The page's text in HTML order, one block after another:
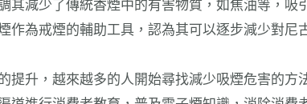
其減少了傳統香煙中的有害物質，如焦油等，吸
作為戒煙的輔助工具，認為其可以逐步減少對尼
提升，越來越多的人開始尋找減少吸煙危害的方